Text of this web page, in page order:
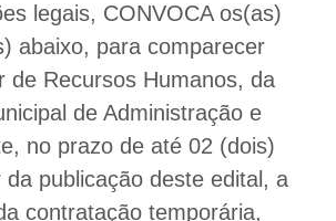
legais, CONVOCA os(as)
abaixo, para comparecer
de Recursos Humanos, da
de Administração e
no prazo de até 02 (dois)
publicação deste edital, a
contratação temporária,